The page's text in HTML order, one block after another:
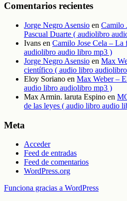
Comentarios recientes
Jorge Negro Asensio en Camilo
Pascual Duarte ( audiolibro
Ivans en Camilo Jose Cela – La
audiolibro audio libro mp3 )
Jorge Negro Asensio en Max
científico ( audio libro
Eloy Soriano en Max Weber –
audio libro audiolibro mp3 )
Max Armin. laruta Espino en
de las leyes ( audio libro audio
Meta
Acceder
Feed de entradas
Feed de comentarios
WordPress.org
Funciona gracias a WordPress